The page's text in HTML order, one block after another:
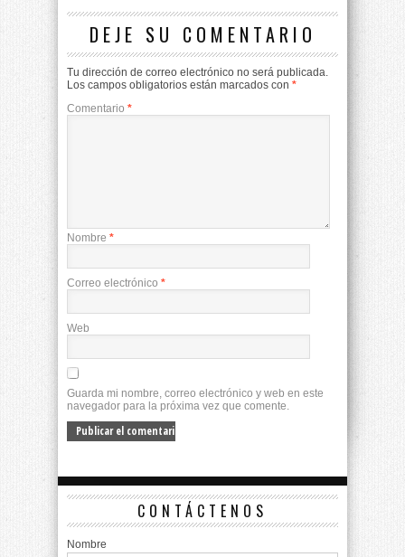
DEJE SU COMENTARIO
Tu dirección de correo electrónico no será publicada.
Los campos obligatorios están marcados con *
Comentario *
Nombre *
Correo electrónico *
Web
Guarda mi nombre, correo electrónico y web en este
navegador para la próxima vez que comente.
CONTÁCTENOS
Nombre